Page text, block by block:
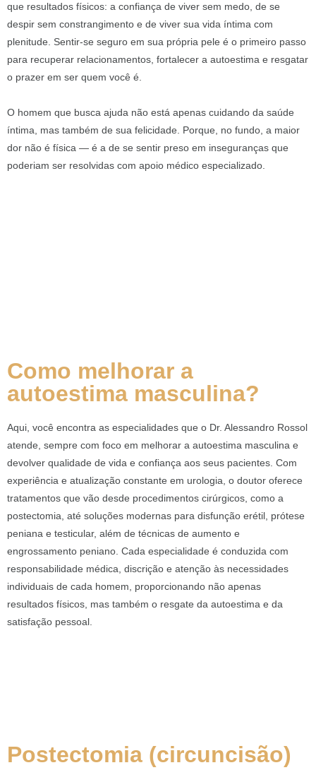
que resultados físicos: a confiança de viver sem medo, de se
despir sem constrangimento e de viver sua vida íntima com
plenitude. Sentir-se seguro em sua própria pele é o primeiro passo
para recuperar relacionamentos, fortalecer a autoestima e resgatar
o prazer em ser quem você é.
O homem que busca ajuda não está apenas cuidando da saúde
íntima, mas também de sua felicidade. Porque, no fundo, a maior
dor não é física — é a de se sentir preso em inseguranças que
poderiam ser resolvidas com apoio médico especializado.
Como melhorar a
autoestima masculina?
Aqui, você encontra as especialidades que o Dr. Alessandro Rossol
atende, sempre com foco em melhorar a autoestima masculina e
devolver qualidade de vida e confiança aos seus pacientes. Com
experiência e atualização constante em urologia, o doutor oferece
tratamentos que vão desde procedimentos cirúrgicos, como a
postectomia, até soluções modernas para disfunção erétil, prótese
peniana e testicular, além de técnicas de aumento e
engrossamento peniano. Cada especialidade é conduzida com
responsabilidade médica, discrição e atenção às necessidades
individuais de cada homem, proporcionando não apenas
resultados físicos, mas também o resgate da autoestima e da
satisfação pessoal.
Postectomia (circuncisão)